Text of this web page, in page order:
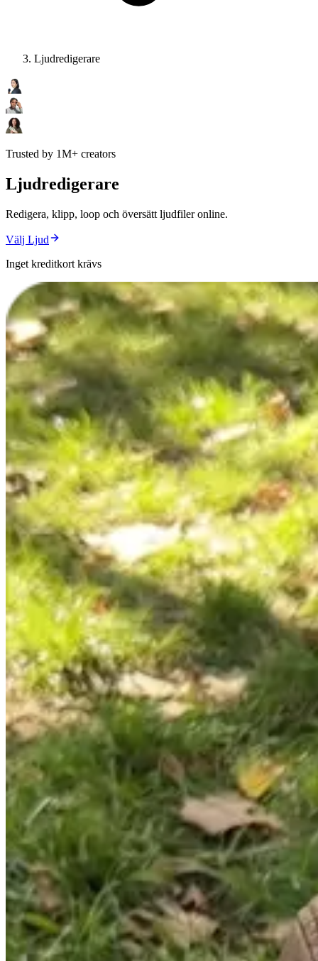
Ljudredigerare
Trusted by 1M+ creators
Ljudredigerare
Redigera, klipp, loop och översätt ljudfiler online.
Välj Ljud
Inget kreditkort krävs